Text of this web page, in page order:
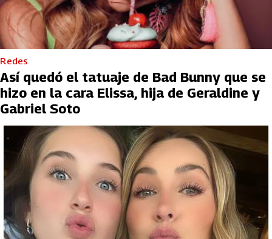
Redes
Así quedó el tatuaje de Bad Bunny que se
hizo en la cara Elissa, hija de Geraldine y
Gabriel Soto